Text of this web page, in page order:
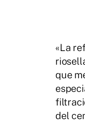
«La
que
del